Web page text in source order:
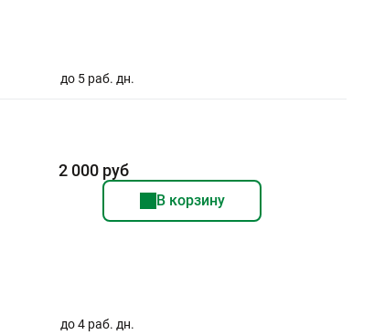
до 5 раб. дн.
2 000 руб
В корзину
до 4 раб. дн.